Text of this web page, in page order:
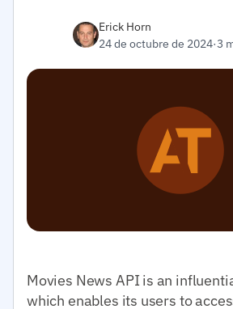
Erick Horn
24 de octubre de 2024·3
Movies News API is an
which enables its users to